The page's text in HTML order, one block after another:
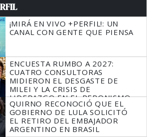
¡MIRÁ EN VIVO +PERFIL!: UN
CANAL CON GENTE QUE PIENSA
ENCUESTA RUMBO A 2027:
CUATRO CONSULTORAS
MIDIERON EL DESGASTE DE
MILEI Y LA CRISIS DE
LIDERAZGO EN EL PERONISMO
QUIRNO RECONOCIÓ QUE EL
GOBIERNO DE LULA SOLICITÓ
EL RETIRO DEL EMBAJADOR
ARGENTINO EN BRASIL